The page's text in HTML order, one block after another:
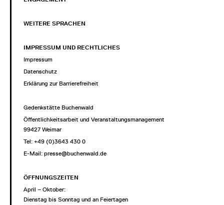
WEITERE SPRACHEN
IMPRESSUM UND RECHTLICHES
Impressum
Datenschutz
Erklärung zur Barrierefreiheit
Gedenkstätte Buchenwald
Öffentlichkeitsarbeit und Veranstaltungsmanagement
99427 Weimar
Tel: +49 (0)3643 430 0
E-Mail: presse@buchenwald.de
ÖFFNUNGSZEITEN
April – Oktober:
Dienstag bis Sonntag und an Feiertagen